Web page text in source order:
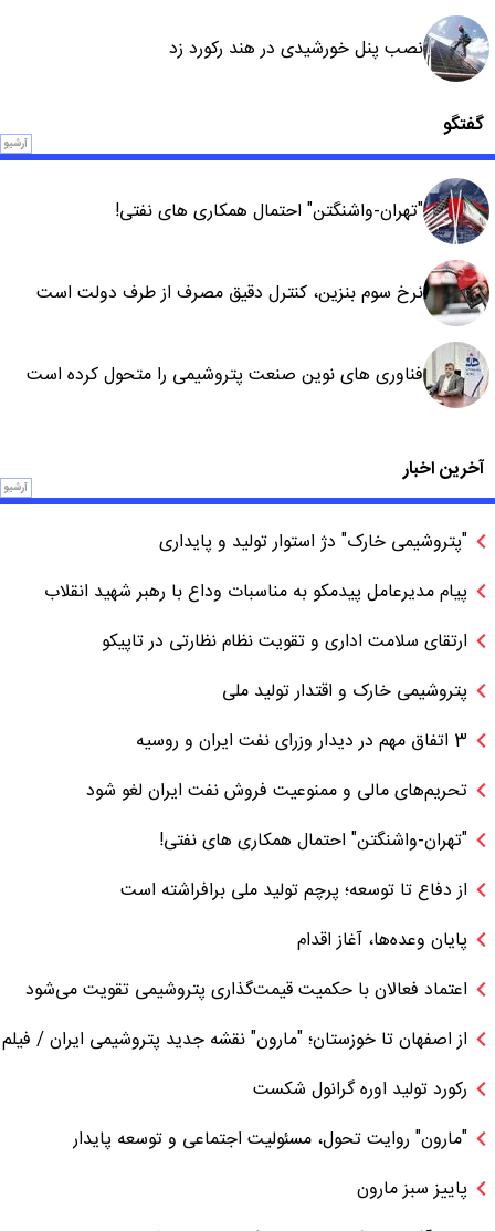
نصب پنل خورشیدی در هند رکورد زد
گفتگو
آرشیو
"تهران-واشنگتن" احتمال همکاری های نفتی!
نرخ سوم بنزین، کنترل دقیق مصرف از طرف دولت است
فناوری های نوین صنعت پتروشیمی را متحول کرده است
آخرین اخبار
آرشیو
"پتروشیمی خارک" دژ استوار تولید و پایداری
پیام مدیرعامل پیدمکو به مناسبات وداع با رهبر شهید انقلاب
ارتقای سلامت اداری و تقویت نظام نظارتی در تاپیکو
پتروشیمی خارک و اقتدار تولید ملی
3 اتفاق مهم در دیدار وزرای نفت ایران و روسیه
تحریم‌های مالی و ممنوعیت فروش نفت ایران لغو شود
"تهران-واشنگتن" احتمال همکاری های نفتی!
از دفاع تا توسعه؛ پرچم تولید ملی برافراشته است
پایان وعده‌ها، آغاز اقدام
اعتماد فعالان با حکمیت قیمت‌گذاری پتروشیمی تقویت می‌شود
از اصفهان تا خوزستان؛ "مارون" نقشه جدید پتروشیمی ایران / فیلم
رکورد تولید اوره گرانول شکست
"مارون" روایت تحول، مسئولیت اجتماعی و توسعه پایدار
پاییز سبز مارون